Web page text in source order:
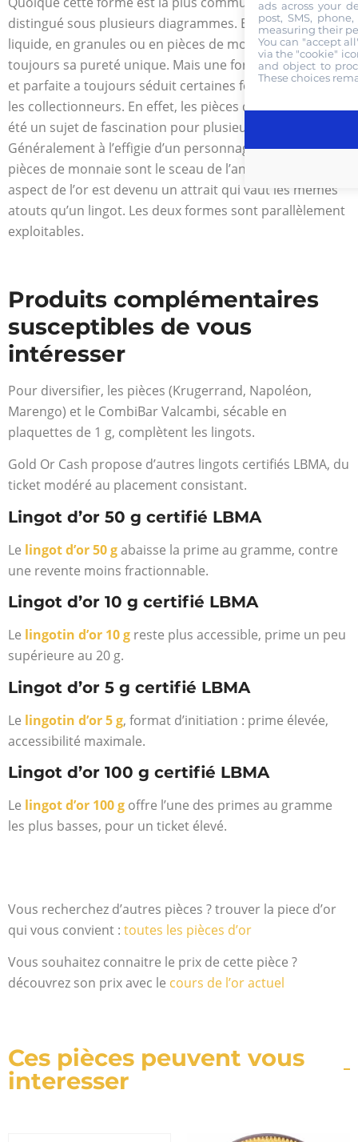
distingué sous plusieurs diagrammes. En poudre, en
liquide, en granules ou en pièces de monnaie, il garde
toujours sa pureté unique. Mais une forme particulière
et parfaite a toujours séduit certaines fortunes comme
les collectionneurs. En effet, les pièces d’or ont toujours
été un sujet de fascination pour plusieurs assoiffés.
Généralement à l’effigie d’un personnage historique, les
pièces de monnaie sont le sceau de l’ancien temps. Cet
aspect de l’or est devenu un attrait qui vaut les mêmes
atouts qu’un lingot. Les deux formes sont parallèlement
exploitables.
Produits complémentaires
susceptibles de vous
intéresser
Pour diversifier, les pièces (Krugerrand, Napoléon,
Marengo) et le CombiBar Valcambi, sécable en
plaquettes de 1 g, complètent les lingots.
Gold Or Cash propose d’autres lingots certifiés LBMA, du
ticket modéré au placement consistant.
Lingot d’or 50 g certifié LBMA
Le lingot d’or 50 gabaisse la prime au gramme, contre
une revente moins fractionnable.
Lingot d’or 10 g certifié LBMA
Le lingotin d’or 10 g reste plus accessible, prime un peu
supérieure au 20 g.
Lingot d’or 5 g certifié LBMA
Le lingotin d’or 5 g, format d’initiation : prime élevée,
accessibilité maximale.
Lingot d’or 100 g certifié LBMA
Le lingot d’or 100 g offre l’une des primes au gramme
les plus basses, pour un ticket élevé.
Vous recherchez d’autres pièces ? trouver la piece d’or
qui vous convient : toutes les pièces d’or
Vous souhaitez connaitre le prix de cette pièce ?
découvrez son prix avec le cours de l’or actuel
Ces pièces peuvent vous
interesser
ads across your
post, SMS,
measuring their
You can "accept
via the "cookie"
and object to
These choices